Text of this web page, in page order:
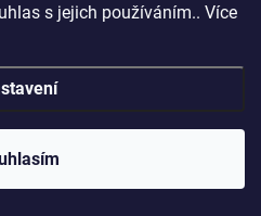
s jejich používáním.. Více